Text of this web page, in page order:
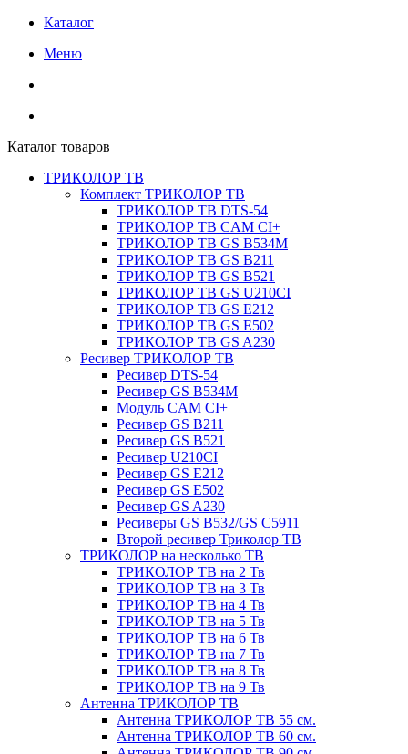
Каталог
Меню
Каталог товаров
ТРИКОЛОР ТВ
Комплект ТРИКОЛОР ТВ
ТРИКОЛОР ТВ DTS-54
ТРИКОЛОР ТВ CAM CI+
ТРИКОЛОР ТВ GS B534M
ТРИКОЛОР ТВ GS B211
ТРИКОЛОР ТВ GS B521
ТРИКОЛОР ТВ GS U210CI
ТРИКОЛОР ТВ GS E212
ТРИКОЛОР ТВ GS E502
ТРИКОЛОР ТВ GS A230
Ресивер ТРИКОЛОР ТВ
Ресивер DTS-54
Ресивер GS B534M
Модуль CAM CI+
Ресивер GS B211
Ресивер GS B521
Ресивер U210CI
Ресивер GS E212
Ресивер GS E502
Ресивер GS A230
Ресиверы GS B532/GS C5911
Второй ресивер Триколор ТВ
ТРИКОЛОР на несколько ТВ
ТРИКОЛОР ТВ на 2 Тв
ТРИКОЛОР ТВ на 3 Тв
ТРИКОЛОР ТВ на 4 Тв
ТРИКОЛОР ТВ на 5 Тв
ТРИКОЛОР ТВ на 6 Тв
ТРИКОЛОР ТВ на 7 Тв
ТРИКОЛОР ТВ на 8 Тв
ТРИКОЛОР ТВ на 9 Тв
Антенна ТРИКОЛОР ТВ
Антенна ТРИКОЛОР ТВ 55 см.
Антенна ТРИКОЛОР ТВ 60 см.